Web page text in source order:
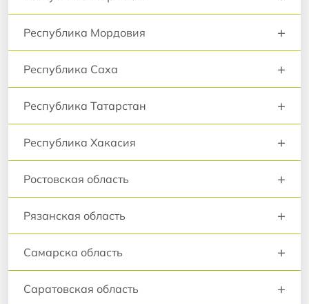
Республика Мордовия +
Республика Саха +
Республика Татарстан +
Республика Хакасия +
Ростовская область +
Рязанская область +
Самарска область +
Саратовская область +